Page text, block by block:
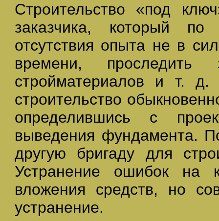
Строительство «под
заказчика, который
отсутствия опыта не в
времени, проследить
стройматериалов и т. д.
строительство
определившись с
выведения фундамента.
другую бригаду для
Устранение ошибок на
вложения средств, но
устранение.